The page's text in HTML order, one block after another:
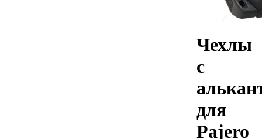
Чехлы
с
для
Pajero